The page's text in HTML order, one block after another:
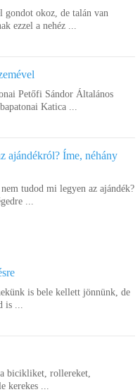
gondot okoz, de talán van
ezzel a nehéz ...
Petőfi Sándor Általános
Katica ...
ajándékról? Íme, néhány
tudod mi legyen az ajándék?
...
is bele kellett jönnünk, de
...
bicikliket, rollereket,
kerekes ...